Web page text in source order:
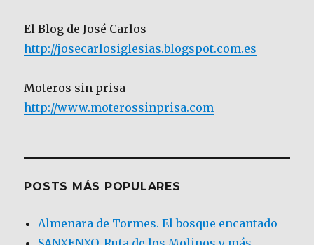
El Blog de José Carlos
http://josecarlosiglesias.blogspot.com.es
Moteros sin prisa
http://www.moterossinprisa.com
POSTS MÁS POPULARES
Almenara de Tormes. El bosque encantado